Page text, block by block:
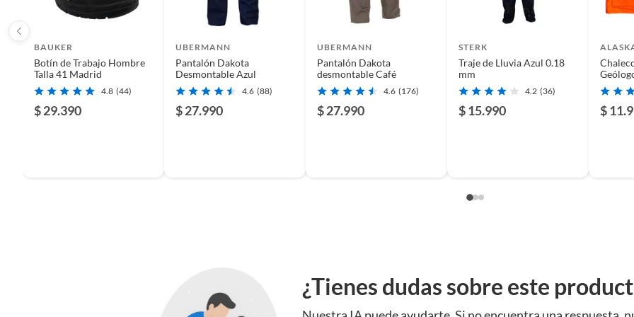
BAUKER
Botín de Trabajo Hombre
Talla 41 Madrid
4.8 (44)
$ 29.390
UBERMANN
Pantalón Dakota
Desmontable Azul
4.6 (88)
$ 27.990
UBERMANN
Pantalón Dakota
desmontable Café
4.6 (176)
$ 27.990
STERK
Traje de Lluvia Azul 0.18
mm
4.2 (36)
$ 15.990 $
¿Tienes dudas sobre este